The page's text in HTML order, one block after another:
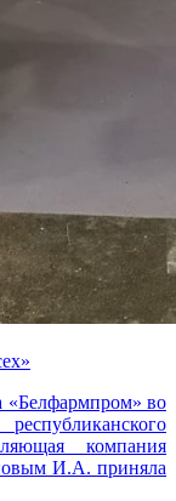
«Белфармпром» во
компания
И.А. приняла